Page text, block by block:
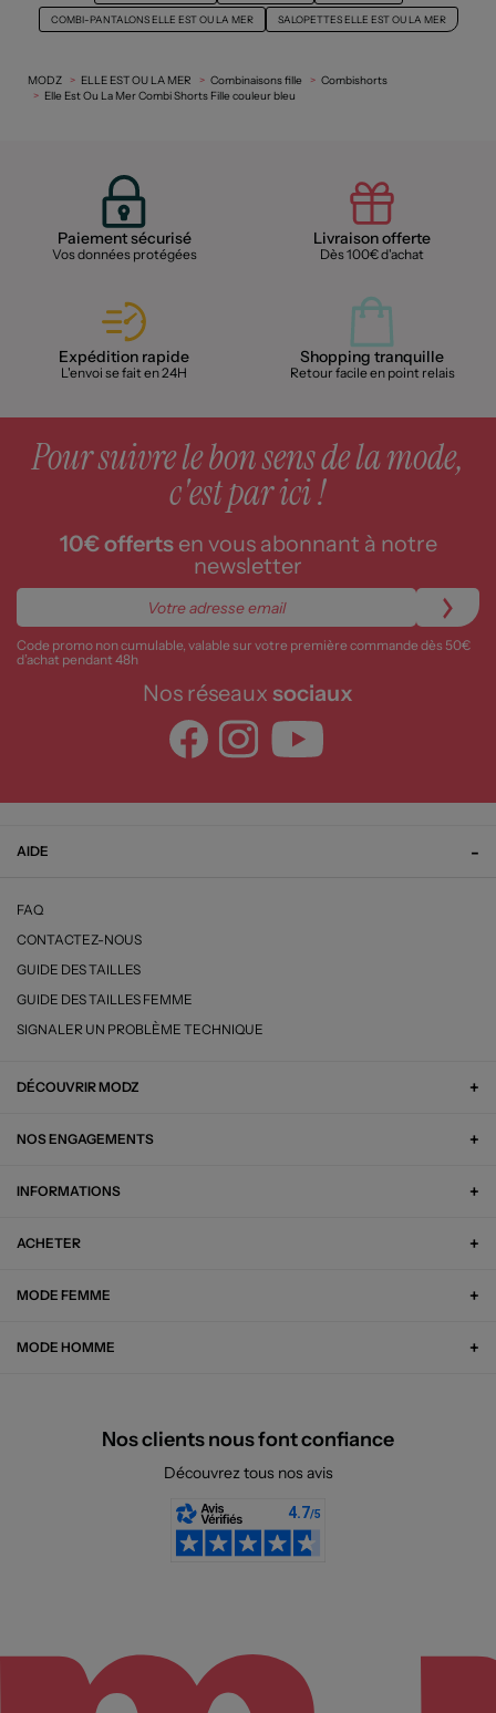
COMBI-PANTALONS ELLE EST OU LA MER SALOPETTES ELLE EST OU LA MER
MODZ ELLE EST OU LA MER Combinaisons fille
Combishorts
Elle Est Ou La Mer Combi Shorts Fille couleur bleu
Paiement sécurisé
Vos données protégées
Livraison offerte
Dès 100€ d'achat
Expédition rapide
L'envoi se fait en 24H
Shopping tranquille
Retour facile en point relais
Pour suivre le bon sens de la mode,
c'est par ici !
10€ offertsen vous abonnant à notre
newsletter
Code promo non cumulable, valable sur votre première commande dès 50€
d’achat pendant 48h
Nos réseaux sociaux
AIDE
FAQ
CONTACTEZ-NOUS
GUIDE DES TAILLES
GUIDE DES TAILLES FEMME
SIGNALER UN PROBLÈME TECHNIQUE
DÉCOUVRIR MODZ
NOS ENGAGEMENTS
INFORMATIONS
ACHETER
MODE FEMME
MODE HOMME
Nos clients nous font confiance
Découvrez tous nos avis